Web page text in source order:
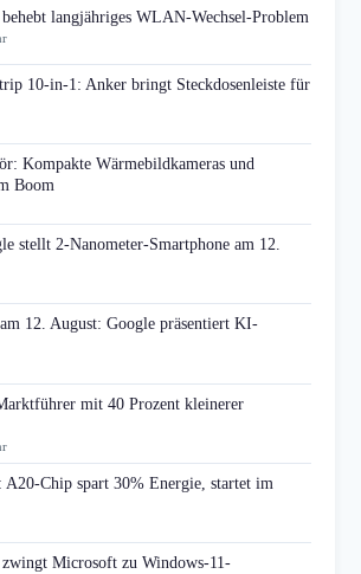
langjähriges WLAN-Wechsel-Problem
10-in-1: Anker bringt Steckdosenleiste für
Kompakte Wärmebildkameras und
Boom
stellt 2-Nanometer-Smartphone am 12.
12. August: Google präsentiert KI-
mit 40 Prozent kleinerer
A20-Chip spart 30% Energie, startet im
Microsoft zu Windows-11-